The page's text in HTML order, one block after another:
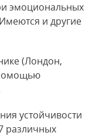
эмоциональных
и другие
(Лондон,
устойчивости
различных